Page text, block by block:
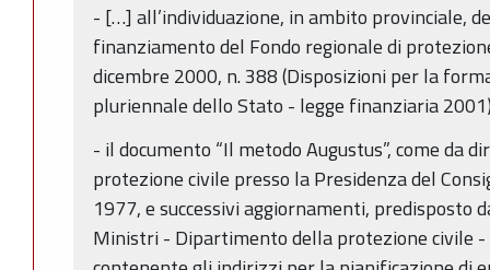
- […] all’individuazione, in ambito provinciale,
finanziamento del Fondo regionale di
dicembre 2000, n. 388 (Disposizioni per la
pluriennale dello Stato - legge finanziaria
- il documento “Il metodo Augustus”, come da
protezione civile presso la Presidenza del
1977, e successivi aggiornamenti, predisposto
Ministri - Dipartimento della protezione civile